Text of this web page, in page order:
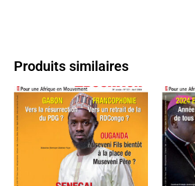
Produits similaires